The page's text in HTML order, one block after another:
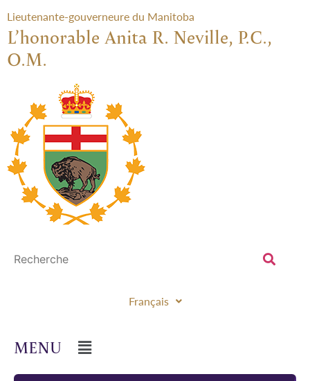
Lieutenante-gouverneure du Manitoba
L’honorable Anita R. Neville, P.C.,
O.M.
Français